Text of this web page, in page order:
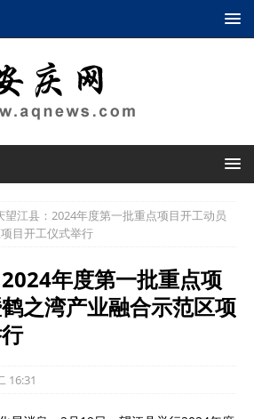
望江县：2024年度第一批重点项目开工动员
目开工仪式举行
年度第一批重点项
之湾产业融合示范区项
16:31